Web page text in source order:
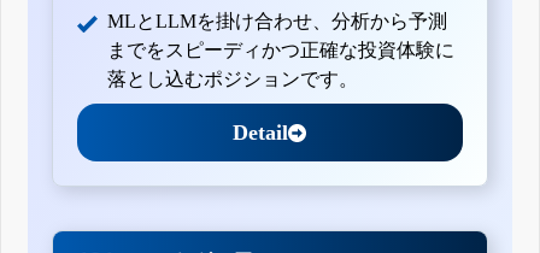
MLとLLMを掛け合わせ、分析から予測
までをスピーディかつ正確な投資体験に
落とし込むポジションです。
Detail